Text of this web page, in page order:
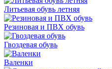
Литьевая обувь летняя
Резиновая и ПВХ обувь
Гвоздевая обувь
Валенки